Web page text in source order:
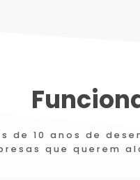
de 10 anos de
que querem